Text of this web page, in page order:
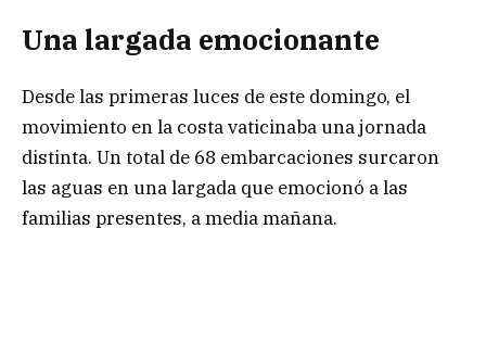
Una largada emocionante
Desde las primeras luces de este domingo, el
movimiento en la costa vaticinaba una jornada
distinta. Un total de 68 embarcaciones surcaron
las aguas en una largada que emocionó a las
familias presentes, a media mañana.